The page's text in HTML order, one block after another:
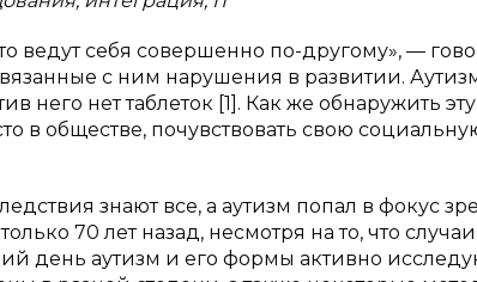
ведут себя совершенно по-другому», —
с ним нарушения в развитии.
него нет таблеток [1]. Как же обнаружить эту
в обществе, почувствовать свою
знают все, а аутизм попал в фокус
70 лет назад, несмотря на то, что случаи
день аутизм и его формы активно